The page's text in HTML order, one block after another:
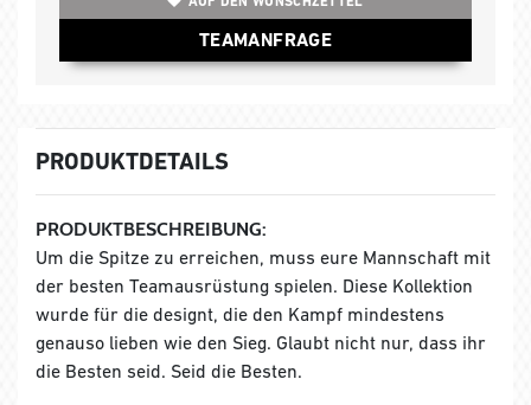
TEAMANFRAGE
PRODUKTDETAILS
PRODUKTBESCHREIBUNG:
Um die Spitze zu erreichen, muss eure Mannschaft mit
der besten Teamausrüstung spielen. Diese Kollektion
wurde für die designt, die den Kampf mindestens
genauso lieben wie den Sieg. Glaubt nicht nur, dass ihr
die Besten seid. Seid die Besten.